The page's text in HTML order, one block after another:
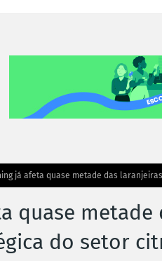
já afeta quase metade das
quase
do setor